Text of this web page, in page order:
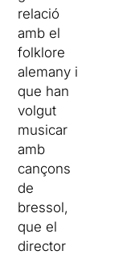
relació
amb el
folklore
alemany i
que han
volgut
musicar
amb
cançons
de
bressol,
que el
director